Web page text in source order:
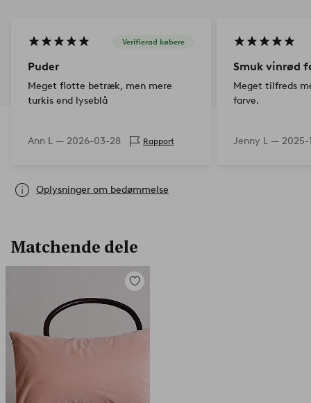
Verifierad købere
Puder
Meget flotte betræk, men mere
turkis end lyseblå
Ann L — 2026-03-28 Rapport
Smuk vinrød
Meget tilfreds
farve.
Jenny L — 2025-
Oplysninger om bedømmelse
Matchende dele
Tilføj
favoritter